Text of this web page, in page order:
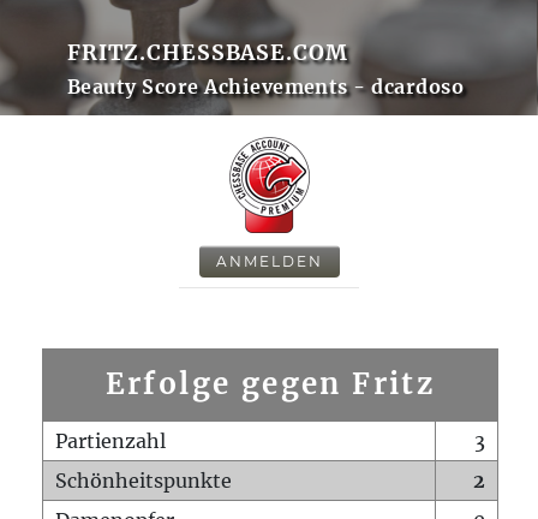
FRITZ.CHESSBASE.COM
Beauty Score Achievements - dcardoso
ANMELDEN
Erfolge gegen Fritz
Partienzahl
3
Schönheitspunkte
2